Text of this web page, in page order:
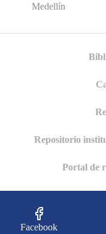
Medellín
Repositorio
Portal de
Facebook